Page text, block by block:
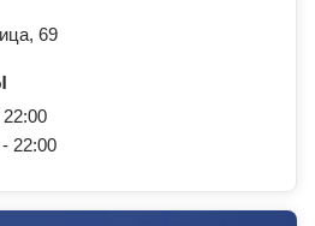
69
22:00